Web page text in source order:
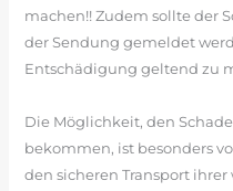
machen!! Zudem sollte der
der Sendung gemeldet
Entschädigung geltend zu
Die Möglichkeit, den
bekommen, ist besonders
den sicheren Transport